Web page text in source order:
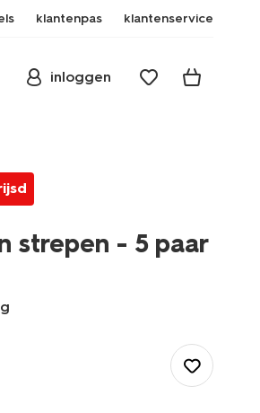
klantenpas klantenservice
inloggen
strepen - 5 paar